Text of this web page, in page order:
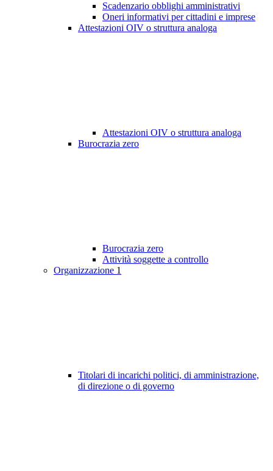
Scadenzario obblighi amministrativi
Oneri informativi per cittadini e imprese
Attestazioni OIV o struttura analoga
Attestazioni OIV o struttura analoga
Burocrazia zero
Burocrazia zero
Attività soggette a controllo
Organizzazione 1
Titolari di incarichi politici, di amministrazione,
di direzione o di governo